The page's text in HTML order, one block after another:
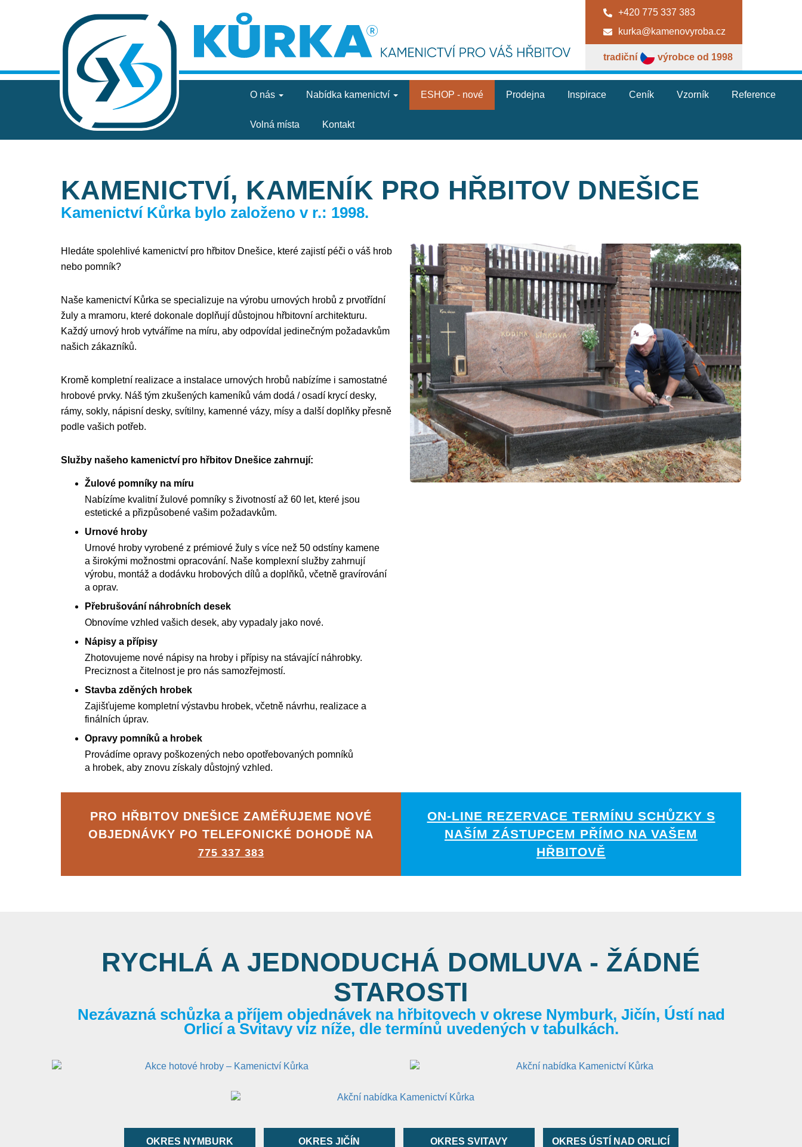
+420 775 337 383
kurka@kamenovyroba.cz
tradiční výrobce od 1998
O nás Nabídka kamenictví ESHOP - nové Prodejna Inspirace Ceník Vzorník Reference
Volná místa Kontakt
KAMENICTVÍ, KAMENÍK PRO HŘBITOV DNEŠICE
Kamenictví Kůrka bylo založeno v r.: 1998.
Hledáte spolehlivé kamenictví pro hřbitov Dnešice, které zajistí péči o váš hrob
nebo pomník?
Naše kamenictví Kůrka se specializuje na výrobu urnových hrobů z prvotřídní
žuly a mramoru, které dokonale doplňují důstojnou hřbitovní architekturu.
Každý urnový hrob vytváříme na míru, aby odpovídal jedinečným požadavkům
našich zákazníků.
Kromě kompletní realizace a instalace urnových hrobů nabízíme i samostatné
hrobové prvky. Náš tým zkušených kameníků vám dodá / osadí krycí desky,
rámy, sokly, nápisní desky, svítilny, kamenné vázy, mísy a další doplňky přesně
podle vašich potřeb.
Služby našeho kamenictví pro hřbitov Dnešice zahrnují:
Žulové pomníky na míru
Nabízíme kvalitní žulové pomníky s životností až 60 let, které jsou
estetické a přizpůsobené vašim požadavkům.
Urnové hroby
Urnové hroby vyrobené z prémiové žuly s více než 50 odstíny kamene
a širokými možnostmi opracování. Naše komplexní služby zahrnují
výrobu, montáž a dodávku hrobových dílů a doplňků, včetně gravírování
a oprav.
Přebrušování náhrobních desek
Obnovíme vzhled vašich desek, aby vypadaly jako nové.
Nápisy a přípisy
Zhotovujeme nové nápisy na hroby i přípisy na stávající náhrobky.
Preciznost a čitelnost je pro nás samozřejmostí.
Stavba zděných hrobek
Zajišťujeme kompletní výstavbu hrobek, včetně návrhu, realizace a
finálních úprav.
Opravy pomníků a hrobek
Provádíme opravy poškozených nebo opotřebovaných pomníků
a hrobek, aby znovu získaly důstojný vzhled.
PRO HŘBITOV DNEŠICE ZAMĚŘUJEME NOVÉ
OBJEDNÁVKY PO TELEFONICKÉ DOHODĚ NA
775 337 383
ON-LINE REZERVACE TERMÍNU SCHŮZKY S
NAŠÍM ZÁSTUPCEM PŘÍMO NA VAŠEM
HŘBITOVĚ
RYCHLÁ A JEDNODUCHÁ DOMLUVA - ŽÁDNÉ
STAROSTI
Nezávazná schůzka a příjem objednávek na hřbitovech v okrese Nymburk, Jičín, Ústí nad
Orlicí a Svitavy viz níže, dle termínů uvedených v tabulkách.
OKRES NYMBURK OKRES JIČÍN OKRES SVITAVY OKRES ÚSTÍ NAD ORLICÍ